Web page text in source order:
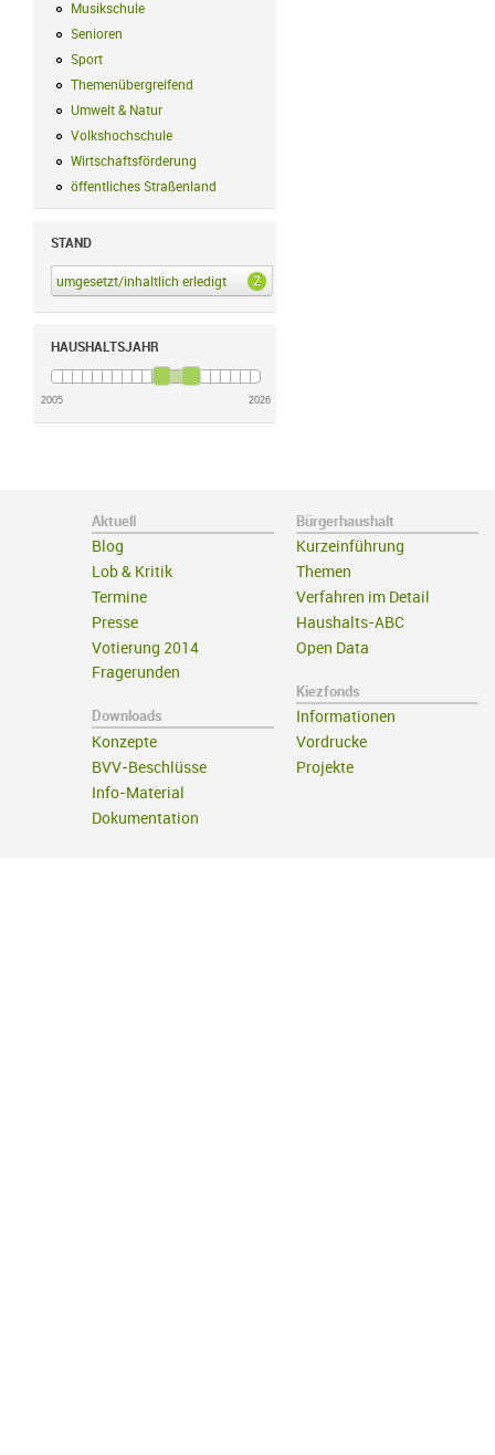
Musikschule
Senioren
Sport
Themenübergreifend
Umwelt & Natur
Volkshochschule
Wirtschaftsförderung
öffentliches Straßenland
STAND
umgesetzt/inhaltlich erledigt 2
umgesetzt/inhaltlich erledigt Filter anwenden
HAUSHALTSJAHR
2005 2026
Aktuell
Blog
Lob & Kritik
Termine
Presse
Votierung 2014
Fragerunden
Downloads
Konzepte
BVV-Beschlüsse
Info-Material
Dokumentation
Bürgerhaushalt
Kurzeinführung
Themen
Verfahren im Detail
Haushalts-ABC
Open Data
Kiezfonds
Informationen
Vordrucke
Projekte